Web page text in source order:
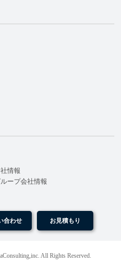
情報
ープ会社情報
合わせ お見積もり
All Rights Reserved.